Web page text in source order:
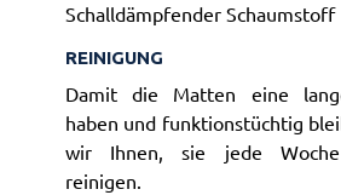
Schalldämpfender Schaumstoff
REINIGUNG
Damit die Matten eine
haben und funktionstüchtig
wir Ihnen, sie jede
reinigen.